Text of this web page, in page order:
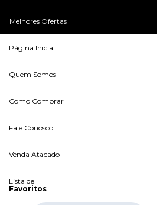
Melhores Ofertas
Página Inicial
Quem Somos
Como Comprar
Fale Conosco
Venda Atacado
Lista de
Favoritos